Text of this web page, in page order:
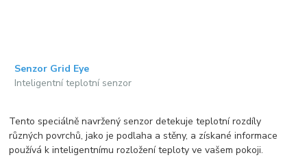
Senzor Grid Eye
Inteligentní teplotní senzor
Tento speciálně navržený senzor detekuje teplotní rozdíly
různých povrchů, jako je podlaha a stěny, a získané informace
používá k inteligentnímu rozložení teploty ve vašem pokoji.